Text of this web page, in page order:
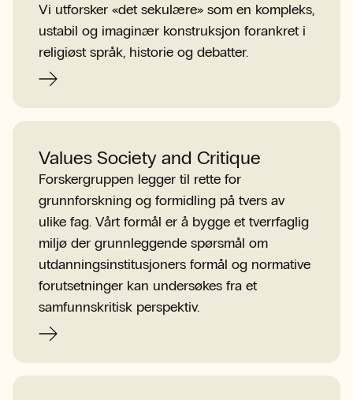
Vi utforsker «det sekulære» som en kompleks,
ustabil og imaginær konstruksjon forankret i
religiøst språk, historie og debatter.
Values Society and Critique
Forskergruppen legger til rette for
grunnforskning og formidling på tvers av
ulike fag. Vårt formål er å bygge et tverrfaglig
miljø der grunnleggende spørsmål om
utdanningsinstitusjoners formål og normative
forutsetninger kan undersøkes fra et
samfunnskritisk perspektiv.